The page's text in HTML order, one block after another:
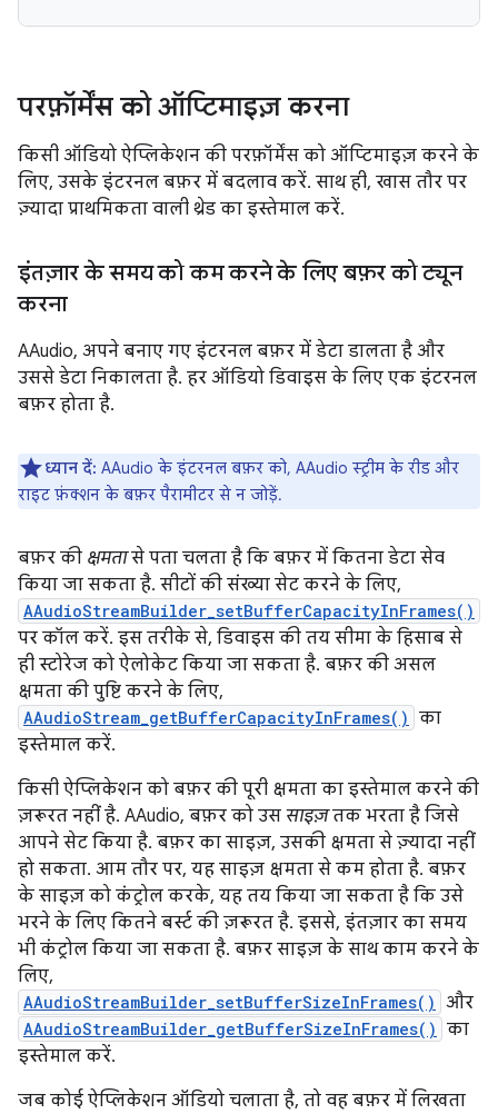
परफ़ॉर्मेंस को ऑप्टिमाइज़ करना
किसी ऑडियो ऐप्लिकेशन की परफ़ॉर्मेंस को ऑप्टिमाइज़ करने के
लिए, उसके इंटरनल बफ़र में बदलाव करें. साथ ही, खास तौर पर
ज़्यादा प्राथमिकता वाली थ्रेड का इस्तेमाल करें.
इंतज़ार के समय को कम करने के लिए बफ़र को ट्यून
करना
AAudio, अपने बनाए गए इंटरनल बफ़र में डेटा डालता है और
उससे डेटा निकालता है. हर ऑडियो डिवाइस के लिए एक इंटरनल
बफ़र होता है.
ध्यान दें: AAudio के इंटरनल बफ़र को, AAudio स्ट्रीम के रीड और
राइट फ़ंक्शन के बफ़र पैरामीटर से न जोड़ें.
बफ़र की क्षमतासे पता चलता है कि बफ़र में कितना डेटा सेव
किया जा सकता है. सीटों की संख्या सेट करने के लिए,
AAudioStreamBuilder_setBufferCapacityInFrames()
पर कॉल करें. इस तरीके से, डिवाइस की तय सीमा के हिसाब से
ही स्टोरेज को ऐलोकेट किया जा सकता है. बफ़र की असल
क्षमता की पुष्टि करने के लिए,
AAudioStream_getBufferCapacityInFrames() का
इस्तेमाल करें.
किसी ऐप्लिकेशन को बफ़र की पूरी क्षमता का इस्तेमाल करने की
ज़रूरत नहीं है. AAudio, बफ़र को उस साइज़तक भरता है जिसे
आपने सेट किया है. बफ़र का साइज़, उसकी क्षमता से ज़्यादा नहीं
हो सकता. आम तौर पर, यह साइज़ क्षमता से कम होता है. बफ़र
के साइज़ को कंट्रोल करके, यह तय किया जा सकता है कि उसे
भरने के लिए कितने बर्स्ट की ज़रूरत है. इससे, इंतज़ार का समय
भी कंट्रोल किया जा सकता है. बफ़र साइज़ के साथ काम करने के
लिए,
AAudioStreamBuilder_setBufferSizeInFrames() और
AAudioStreamBuilder_getBufferSizeInFrames() का
इस्तेमाल करें.
जब कोई ऐप्लिकेशन ऑडियो चलाता है, तो वह बफ़र में लिखता